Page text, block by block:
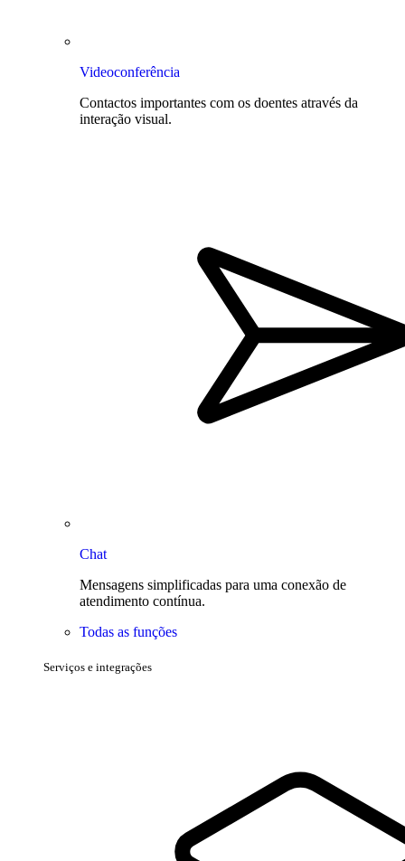
Videoconferência
Contactos importantes com os doentes através da
interação visual.
Chat
Mensagens simplificadas para uma conexão de
atendimento contínua.
Todas as funções
Serviços e integrações